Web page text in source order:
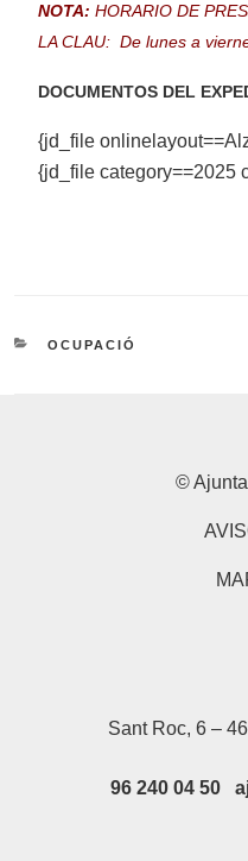
NOTA: HORARIO DE
LA CLAU: De lunes a
DOCUMENTOS DEL
{jd_file
{jd_file category==2025
CATEGORIES
OCUPACIÓ
©
Sant Roc, 6 –
96 240 04 50